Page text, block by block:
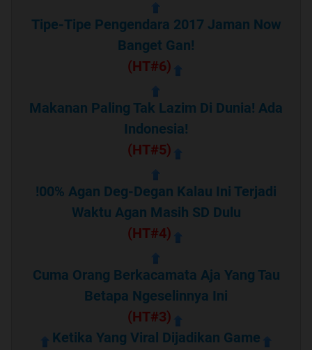
Tipe-Tipe Pengendara 2017 Jaman Now
Banget Gan!
(HT#6)
Makanan Paling Tak Lazim Di Dunia! Ada
Indonesia!
(HT#5)
!00% Agan Deg-Degan Kalau Ini Terjadi
Waktu Agan Masih SD Dulu
(HT#4)
Cuma Orang Berkacamata Aja Yang Tau
Betapa Ngeselinnya Ini
(HT#3)
Ketika Yang Viral Dijadikan Game